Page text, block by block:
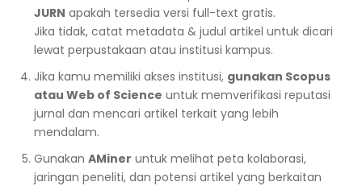
JURN apakah tersedia versi full-text gratis.
Jika tidak, catat metadata & judul artikel untuk dicari
lewat perpustakaan atau institusi kampus.
Jika kamu memiliki akses institusi, gunakan Scopus
atau Web of Science untuk memverifikasi reputasi
jurnal dan mencari artikel terkait yang lebih
mendalam.
Gunakan AMiner untuk melihat peta kolaborasi,
jaringan peneliti, dan potensi artikel yang berkaitan